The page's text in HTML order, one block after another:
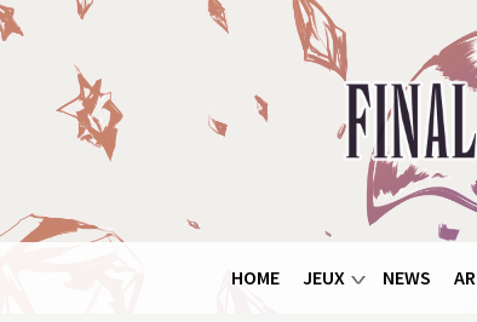
HOME JEUX NEWS